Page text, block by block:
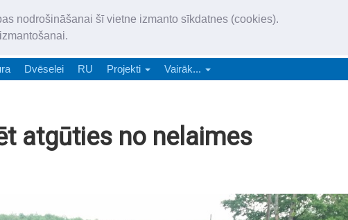
nodrošināšanai šī vietne izmanto sīkdatnes (cookies).
„Latgales Laiks” latviešu valodā aptver Daugavpils valstspilsētu,
Dvēselei RU Projekti Vairāk...
atgūties no nelaimes